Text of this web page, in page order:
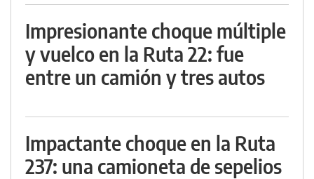
Impresionante choque múltiple
y vuelco en la Ruta 22: fue
entre un camión y tres autos
Impactante choque en la Ruta
237: una camioneta de sepelios